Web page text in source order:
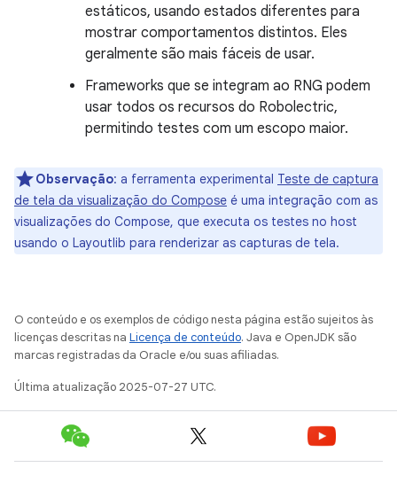
estáticos, usando estados diferentes para
mostrar comportamentos distintos. Eles
geralmente são mais fáceis de usar.
Frameworks que se integram ao RNG podem
usar todos os recursos do Robolectric,
permitindo testes com um escopo maior.
Observação: a ferramenta experimental Teste de captura
de tela da visualização do Compose é uma integração com as
visualizações do Compose, que executa os testes no host
usando o Layoutlib para renderizar as capturas de tela.
O conteúdo e os exemplos de código nesta página estão sujeitos às
licenças descritas na Licença de conteúdo. Java e OpenJDK são
marcas registradas da Oracle e/ou suas afiliadas.
Última atualização 2025-07-27 UTC.